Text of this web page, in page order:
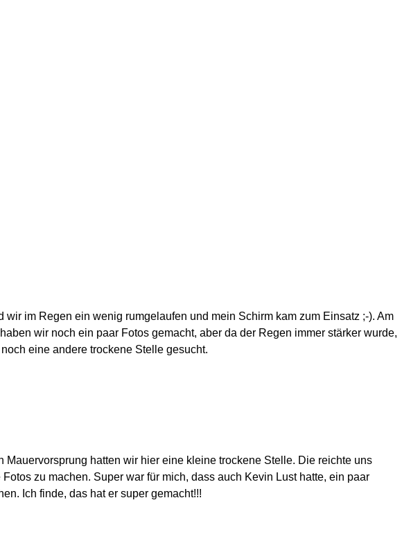
wir im Regen ein wenig rumgelaufen und mein Schirm kam zum Einsatz ;-). Am
wir noch ein paar Fotos gemacht, aber da der Regen immer stärker wurde,
eine andere trockene Stelle gesucht.
Mauervorsprung hatten wir hier eine kleine trockene Stelle. Die reichte uns
zu machen. Super war für mich, dass auch Kevin Lust hatte, ein paar
Ich finde, das hat er super gemacht!!!